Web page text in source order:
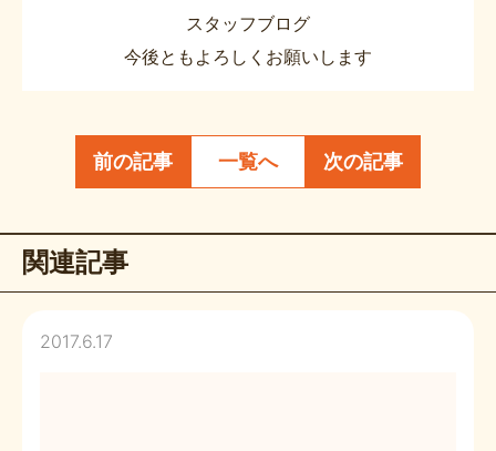
スタッフブログ
今後ともよろしくお願いします
前の記事 一覧へ 次の記事
関連記事
2017.6.17